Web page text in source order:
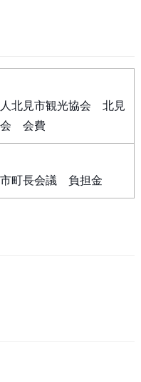
北見市観光協会 北見
会 会費
市町長会議 負担金